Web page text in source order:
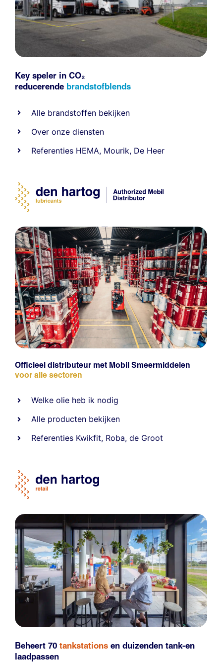
Key speler in CO₂
reducerende brandstofblends
Alle brandstoffen bekijken
Over onze diensten
Referenties HEMA, Mourik, De Heer
Officieel distributeur met Mobil Smeermiddelen
voor alle sectoren
Welke olie heb ik nodig
Alle producten bekijken
Referenties Kwikfit, Roba,de Groot
Beheert 70 tankstations en duizenden tank-en
laadpassen